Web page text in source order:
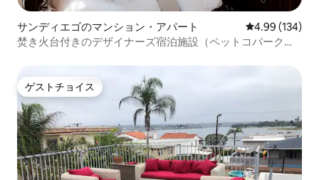
サンディエゴのマンション・アパート レビュー134
4.99 (134)
焚き火台付きのデザイナーズ宿泊施設（ペットコパーク、
ゲストチョイス
ゲストチョイス